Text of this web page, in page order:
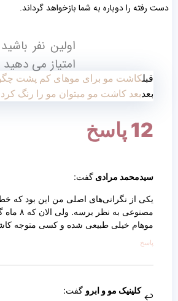
دست رفته را دوباره به شما بازخواهد گرداند.
اولین نفر
امتیاز می دهید
قبلکاشت مو برای موهای کم پشت
بعدبعد کاشت مو میتوان مو را رنگ
12 پاسخ
سیدمحمد مرادی گفت:
یکی از نگرانی‌های اصلی من این بود که
مصنوعی
موهام خیلی طبیعی شده و کسی متوجه
پاسخ
کلینیک مو و ابرو گفت: